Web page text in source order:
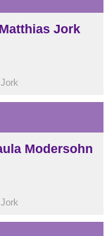
Jork
Modersohn